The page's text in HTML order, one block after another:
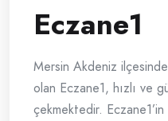
Eczane1
Mersin Akdeniz
olan Eczane1, hızlı ve
çekmektedir.